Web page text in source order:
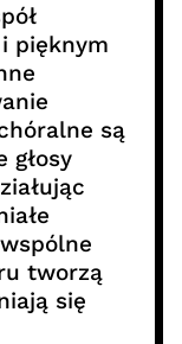
pięknym
są
głosy
tworzą
się